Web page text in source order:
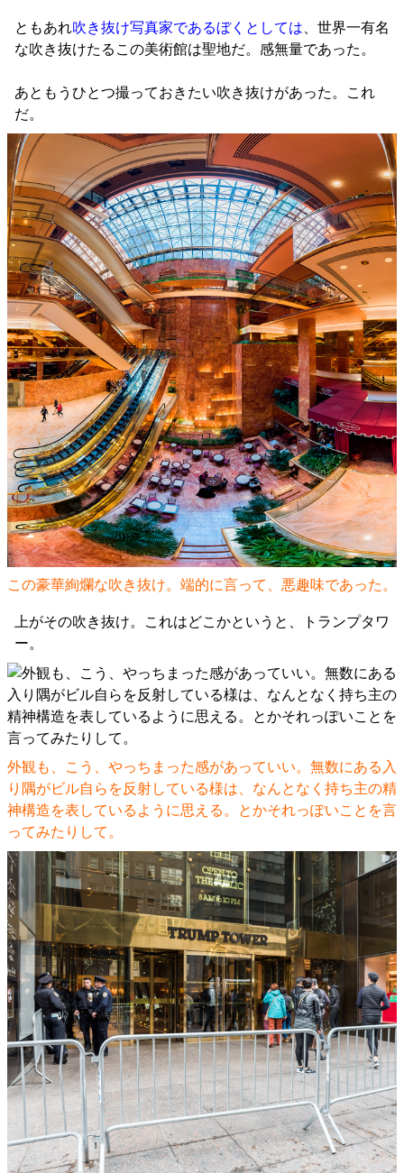
ともあれ吹き抜け写真家であるぼくとしては 、世界一有名
な吹き抜けたるこの美術館は聖地だ。感無量であった。
あともうひとつ撮っておきたい吹き抜けがあった。これ
だ。
この豪華絢爛な吹き抜け。端的に言って、悪趣味であった。
上がその吹き抜け。これはどこかというと、トランプタワ
ー。
外観も、こう、やっちまった感があっていい。無数にある入
り隅がビル自らを反射している様は、なんとなく持ち主の精
神構造を表しているように思える。とかそれっぽいことを言
ってみたりして。